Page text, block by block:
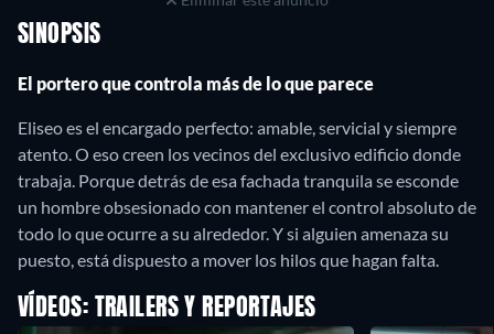
SINOPSIS
El portero que controla más de lo que parece
Eliseo es el encargado perfecto: amable, servicial y siempre
atento. O eso creen los vecinos del exclusivo edificio donde
trabaja. Porque detrás de esa fachada tranquila se esconde
un hombre obsesionado con mantener el control absoluto de
todo lo que ocurre a su alrededor. Y si alguien amenaza su
puesto, está dispuesto a mover los hilos que hagan falta.
VÍDEOS: TRAILERS Y REPORTAJES